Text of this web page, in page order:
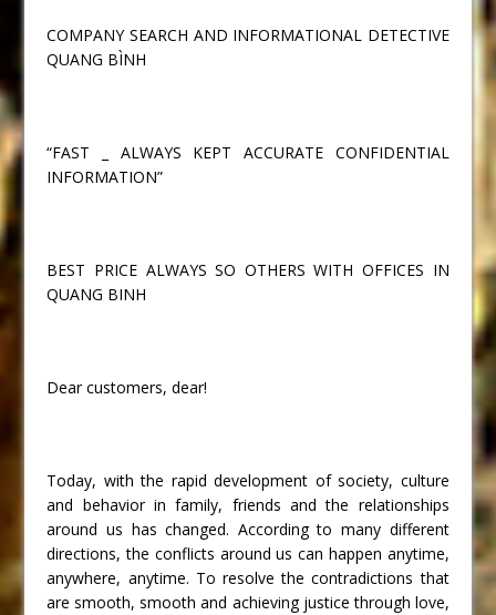
COMPANY SEARCH AND INFORMATIONAL DETECTIVE
QUANG BÌNH
“FAST _ ALWAYS KEPT ACCURATE CONFIDENTIAL
INFORMATION”
BEST PRICE ALWAYS SO OTHERS WITH OFFICES IN
QUANG BINH
Dear customers, dear!
Today, with the rapid development of society, culture
and behavior in family, friends and the relationships
around us has changed. According to many different
directions, the conflicts around us can happen anytime,
anywhere, anytime. To resolve the contradictions that
are smooth, smooth and achieving justice through love,